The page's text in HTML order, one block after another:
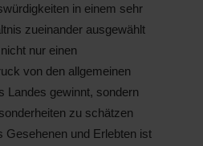
in einem sehr
zueinander ausgewählt
nur einen
von den allgemeinen
Landes gewinnt, sondern
zu schätzen
Gesehenen und Erlebten ist